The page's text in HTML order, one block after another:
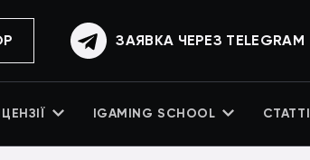
ЗАЯВКА ЧЕРЕЗ TELEGRAM
IGAMING SCHOOL СТАТТІ